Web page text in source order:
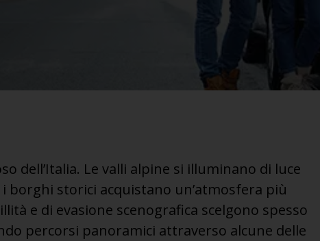
dell’Italia. Le valli alpine si illuminano di luce
borghi storici acquistano un’atmosfera più
e di evasione scenografica scelgono spesso
percorsi panoramici attraverso alcune delle